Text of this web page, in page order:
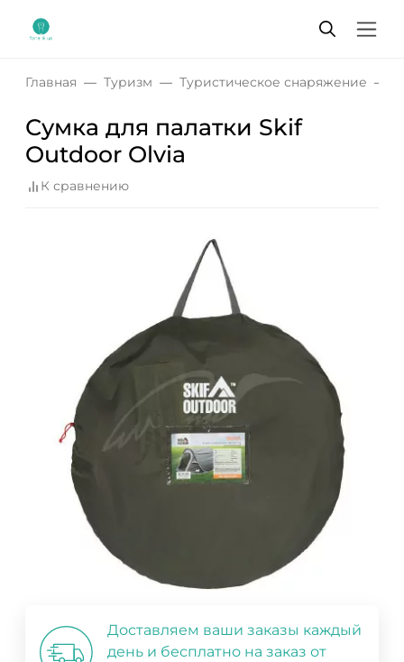
Главная Туризм Туристическое снаряжение
Сумка для палатки Skif
Outdoor Olvia
К сравнению
Доставляем ваши заказы каждый
день и бесплатно на заказ от